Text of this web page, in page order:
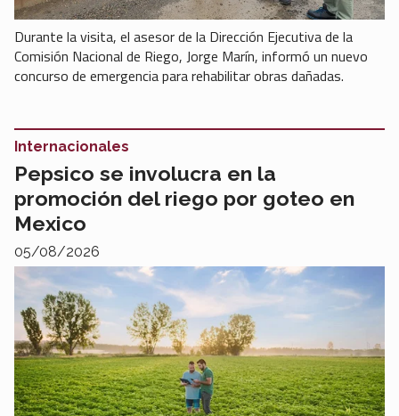
Durante la visita, el asesor de la Dirección Ejecutiva de la
Comisión Nacional de Riego, Jorge Marín, informó un nuevo
concurso de emergencia para rehabilitar obras dañadas.
Pepsico se involucra en la
promoción del riego por goteo en
Mexico
Internacionales
05/08/2026